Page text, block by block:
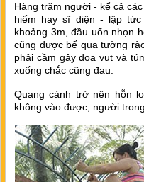
Hàng trăm người - kể cả
hiểm hay sĩ diện - lập tức
khoảng 3m, đầu uốn nhọn
cũng được bế qua tường
phải cầm gậy dọa vụt và
xuống chắc cũng đau.
Quang cảnh trở nên hỗn
không vào được, người